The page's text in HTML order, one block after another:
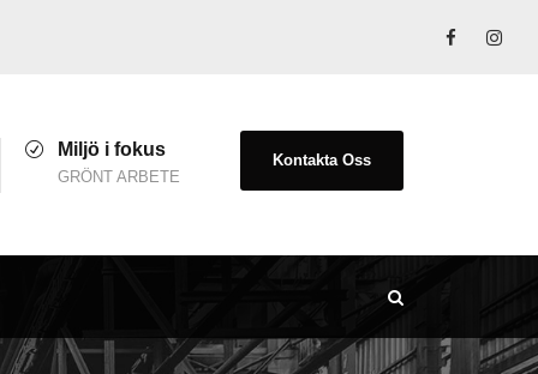
Miljö i fokus
GRÖNT ARBETE
Kontakta Oss